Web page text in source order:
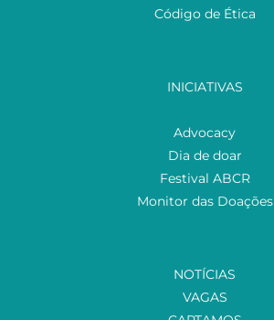
Código de Ética
INICIATIVAS
Advocacy
Dia de doar
Festival ABCR
Monitor das Doações
NOTÍCIAS
VAGAS